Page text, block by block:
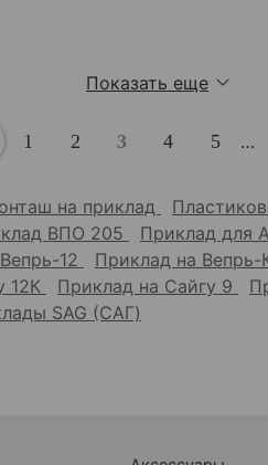
Показать еще
1 2 3 4 5 …
на приклад
ВПО 205 Приклад для
12 Приклад на
12К Приклад на Сайгу 9
SAG (САГ)